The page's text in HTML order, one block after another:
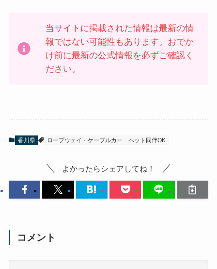
当サイトに掲載された情報は最新の情
報ではない可能性もあります。おでか
け前に最新の公式情報を必ずご確認く
ださい。
香川県 ロープウェイ・ケーブルカー ペット同伴OK
よかったらシェアしてね！
コメント